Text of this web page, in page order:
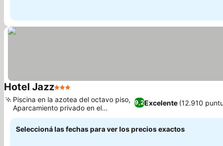
Hotel Jazz3 Estrellas
9,2Excelente (12.910
Piscina en la azotea del octavo piso,
Aparcamiento privado en el
establecimiento
Seleccioná las fechas para ver los precios exactos